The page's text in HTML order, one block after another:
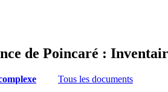
de Poincaré :
Tous les documents